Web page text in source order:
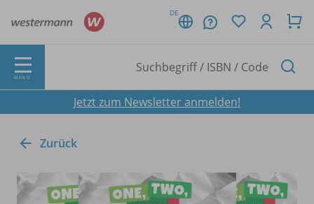
DE
MENÜ
Jetzt zum Newsletter anmelden!
Zurück